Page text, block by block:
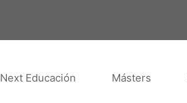
Next Educación Másters